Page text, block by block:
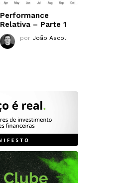
Performance
Relativa – Parte 1
por João Ascoli